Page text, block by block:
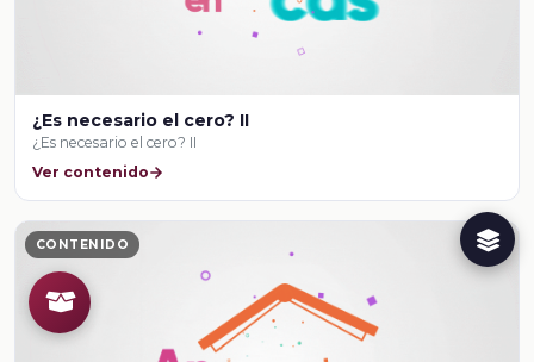
¿Es necesario el cero? II
¿Es necesario el cero? II
Ver contenido
CONTENIDO